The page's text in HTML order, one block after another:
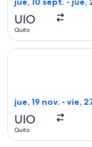
UIO
Quito
jue, 19 nov. - vie,
UIO
Quito
Seleccionar vuelo